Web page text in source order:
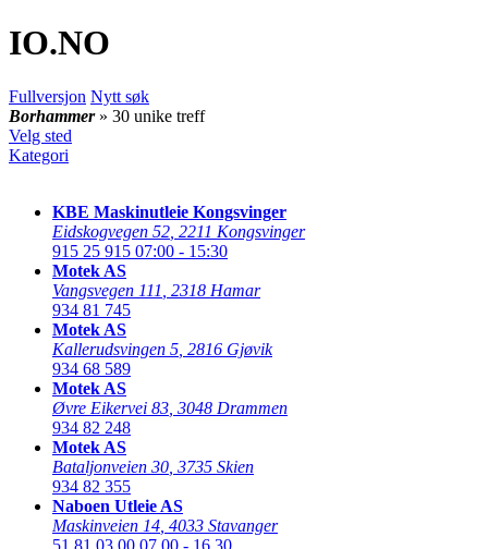
IO.NO
Fullversjon Nytt søk
Borhammer » 30 unike treff
Velg sted
Kategori
KBE Maskinutleie Kongsvinger
Eidskogvegen 52 2211 Kongsvinger
915 25 915 07:00 - 15:30
Motek AS
Vangsvegen 111 2318 Hamar
934 81 745
Motek AS
Kallerudsvingen 5 2816 Gjøvik
934 68 589
Motek AS
Øvre Eikervei 83 3048 Drammen
934 82 248
Motek AS
Bataljonveien 30 3735 Skien
934 82 355
Naboen Utleie AS
Maskinveien 14 4033 Stavanger
51 81 03 00 07.00 - 16.30